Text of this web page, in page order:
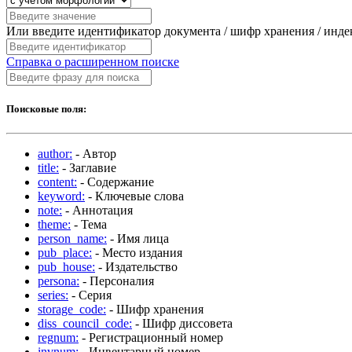
Или введите идентификатор документа / шифр хранения /
Справка о расширенном поиске
Поисковые поля:
author: - Автор
title: - Заглавие
content: - Содержание
keyword: - Ключевые слова
note: - Аннотация
theme: - Тема
person_name: - Имя лица
pub_place: - Место издания
pub_house: - Издательство
persona: - Персоналия
series: - Серия
storage_code: - Шифр хранения
diss_council_code: - Шифр диссовета
regnum: - Регистрационный номер